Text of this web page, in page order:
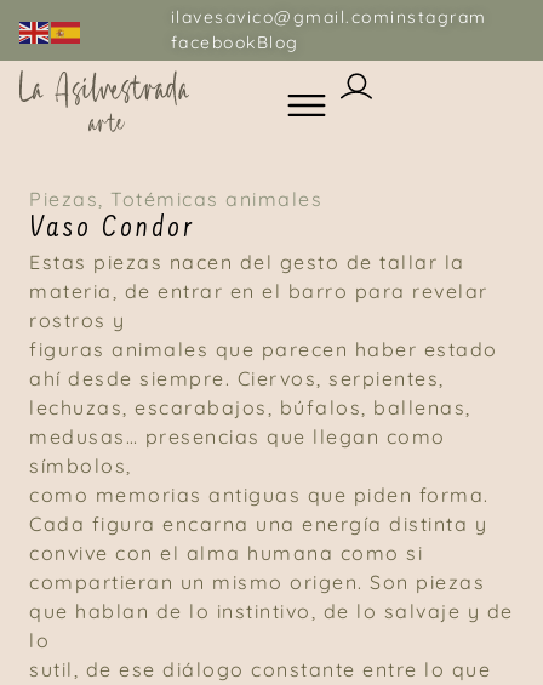
ilavesavico@gmail.cominstagram
facebookBlog
Piezas, Totémicas animales
Vaso Condor
Estas piezas nacen del gesto de tallar la
materia, de entrar en el barro para revelar
rostros y
figuras animales que parecen haber estado
ahí desde siempre. Ciervos, serpientes,
lechuzas, escarabajos, búfalos, ballenas,
medusas… presencias que llegan como
símbolos,
como memorias antiguas que piden forma.
Cada figura encarna una energía distinta y
convive con el alma humana como si
compartieran un mismo origen. Son piezas
que hablan de lo instintivo, de lo salvaje y de
lo
sutil, de ese diálogo constante entre lo que